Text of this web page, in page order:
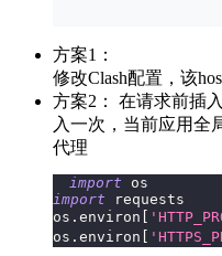
方案1：
修改Clash配置，该
方案2： 在请求前插
入一次，当前应用全
代理
import os
import requests
os . environ
os . environ